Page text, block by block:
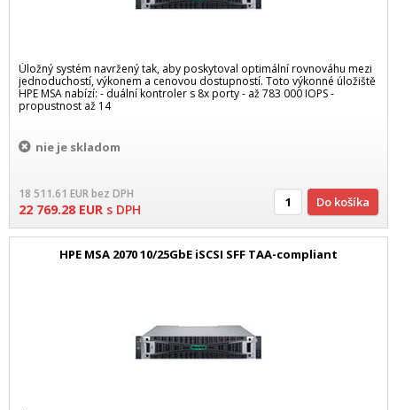
Úložný systém navržený tak, aby poskytoval optimální rovnováhu mezi
jednoduchostí, výkonem a cenovou dostupností. Toto výkonné úložiště
HPE MSA nabízí: - duální kontroler s 8x porty - až 783 000 IOPS -
propustnost až 14
nie je skladom
18 511.61 EURbez DPH
22 769.28 EUR s DPH Do košíka
HPE MSA 2070 10/25GbE iSCSI SFF TAA-compliant